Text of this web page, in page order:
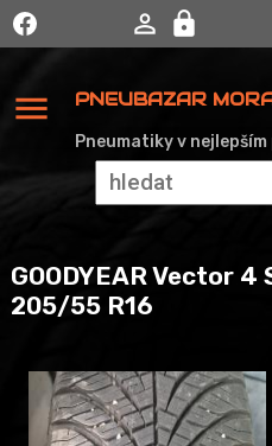
menu PNEUBAZAR
Pneumatiky v
GOODYEAR Vector 4
205/55 R16